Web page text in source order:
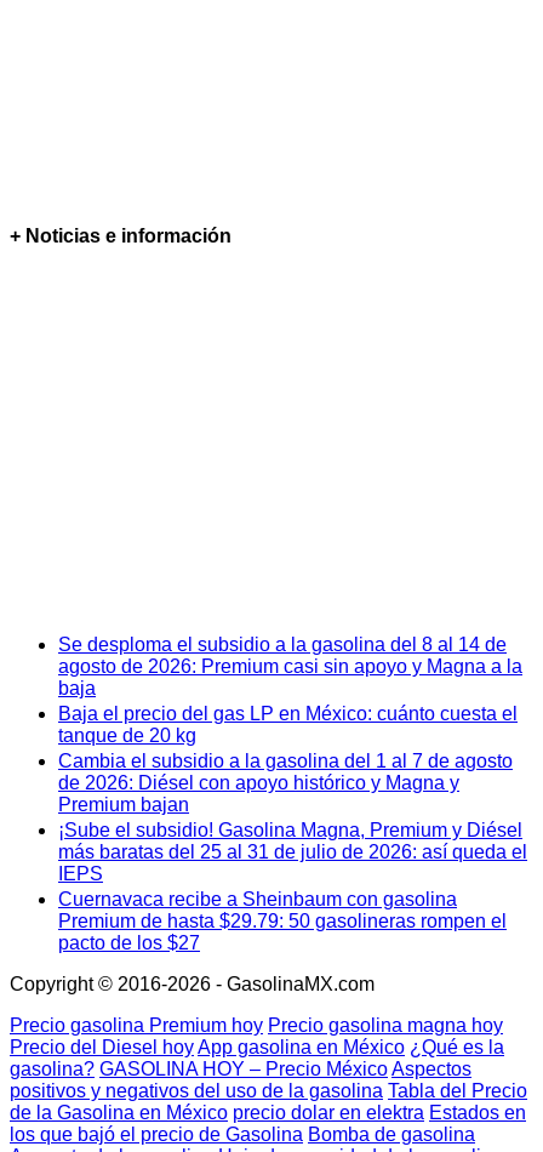
+ Noticias e información
Se desploma el subsidio a la gasolina del 8 al 14 de
agosto de 2026: Premium casi sin apoyo y Magna a la
baja
Baja el precio del gas LP en México: cuánto cuesta el
tanque de 20 kg
Cambia el subsidio a la gasolina del 1 al 7 de agosto
de 2026: Diésel con apoyo histórico y Magna y
Premium bajan
¡Sube el subsidio! Gasolina Magna, Premium y Diésel
más baratas del 25 al 31 de julio de 2026: así queda el
IEPS
Cuernavaca recibe a Sheinbaum con gasolina
Premium de hasta $29.79: 50 gasolineras rompen el
pacto de los $27
Copyright © 2016-2026 - GasolinaMX.com
Precio gasolina Premium hoy Precio gasolina magna hoy
Precio del Diesel hoyApp gasolina en México ¿Qué es la
gasolina? GASOLINA HOY – Precio MéxicoAspectos
positivos y negativos del uso de la gasolina Tabla del Precio
de la Gasolina en México precio dolar en elektra Estados en
los que bajó el precio de Gasolina Bomba de gasolina